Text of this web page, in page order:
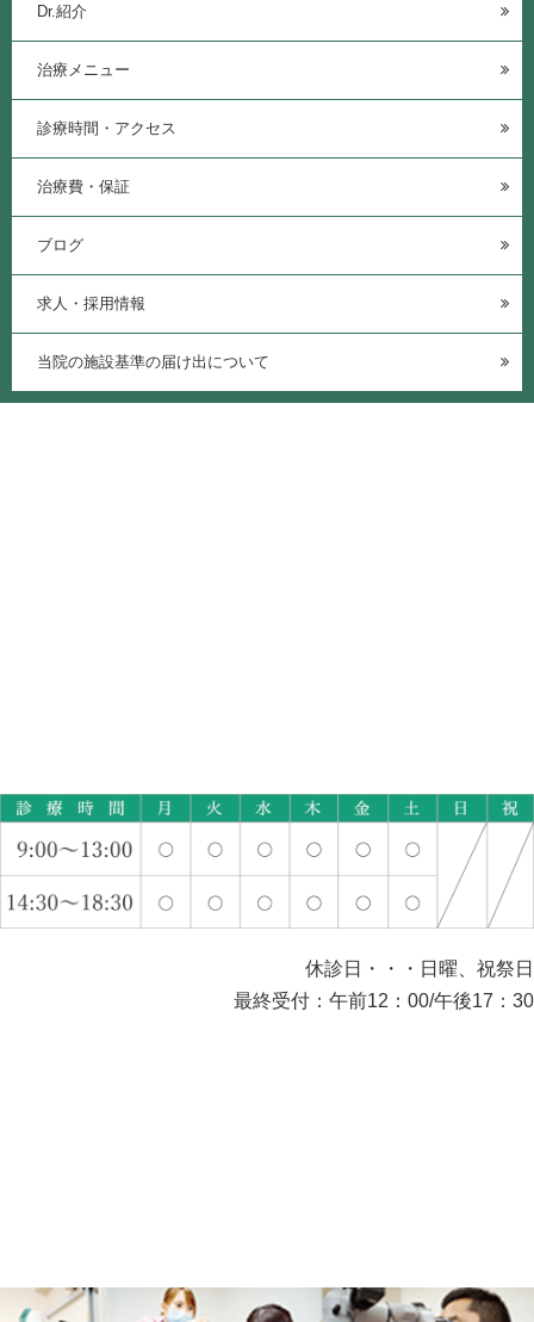
Dr.紹介
治療メニュー
診療時間・アクセス
治療費・保証
ブログ
求人・採用情報
当院の施設基準の届け出について
休診日・・・日曜、祝祭日
最終受付：午前12：00/午後17：30